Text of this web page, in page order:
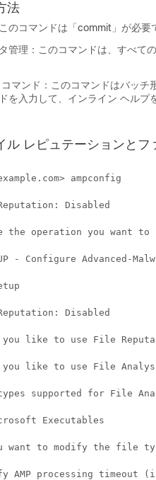
法
のコマンドは「commit」が必要
管理：このコマンドは、すべて
マンド：このコマンドはバッ
を入力して、インライン ヘルプ
ル レピュテーションとフ
ampconfig
Disabled
the operation you want to
- Configure Advanced-
Disabled
you like to use File
you like to use File
supported for File
Executables
want to modify the file
AMP processing timeout